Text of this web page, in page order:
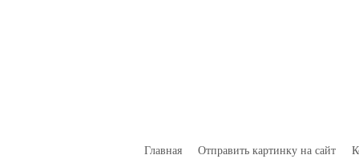
Главная Отправить картинку на сайт